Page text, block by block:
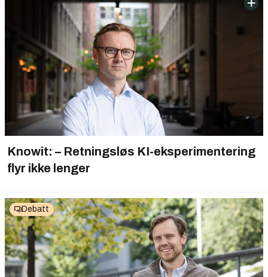
Knowit: – Retningsløs KI-eksperimentering
flyr ikke lenger
Debatt